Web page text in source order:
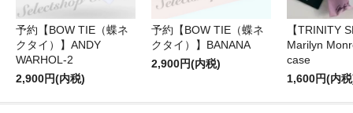
予約【BOW TIE（蝶ネ
クタイ）】ANDY
WARHOL-2
2,900円(内税)
予約【BOW TIE（蝶ネ
クタイ）】BANANA
2,900円(内税)
【TRINITY
Marilyn
case
1,600円(内